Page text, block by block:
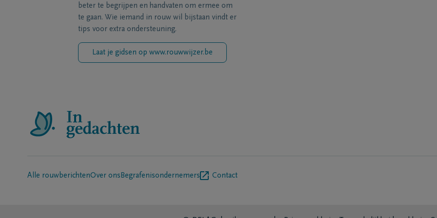
beter te begrijpen en handvaten om ermee om
te gaan. Wie iemand in rouw wil bijstaan vindt er
tips voor extra ondersteuning.
Laat je gidsen op www.rouwwijzer.be
Alle rouwberichtenOver ons Begrafenisondernemers Contact